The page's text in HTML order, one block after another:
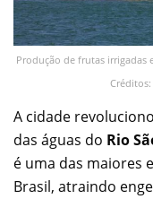
Produção de frutas irrigadas
A cidade
das águas do Rio
é uma das maiores
Brasil, atraindo